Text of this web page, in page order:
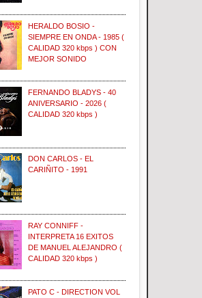
HERALDO BOSIO -
SIEMPRE EN ONDA - 1985 (
CALIDAD 320 kbps ) CON
MEJOR SONIDO
FERNANDO BLADYS - 40
ANIVERSARIO - 2026 (
CALIDAD 320 kbps )
DON CARLOS - EL
CARIÑITO - 1991
RAY CONNIFF -
INTERPRETA 16 EXITOS
DE MANUEL ALEJANDRO (
CALIDAD 320 kbps )
PATO C - DIRECTION VOL